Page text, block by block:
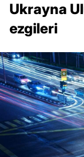
Ukrayna
ezgileri